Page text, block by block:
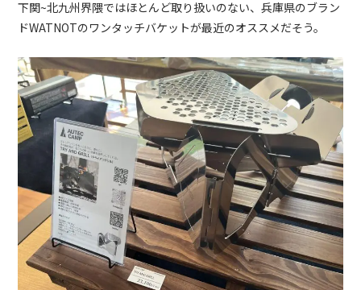
下関~北九州界隈ではほとんど取り扱いのない、兵庫県のブラン
ドWATNOTのワンタッチバケットが最近のオススメだそう。